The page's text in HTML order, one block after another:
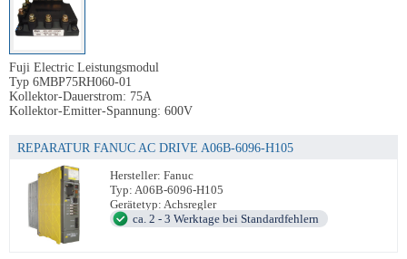
Fuji Electric Leistungsmodul
Typ 6MBP75RH060-01
Kollektor-Dauerstrom: 75A
Kollektor-Emitter-Spannung: 600V
REPARATUR FANUC AC DRIVE A06B-6096-H105
Hersteller: Fanuc
Typ: A06B-6096-H105
Gerätetyp: Achsregler
ca. 2 - 3 Werktage bei Standardfehlern